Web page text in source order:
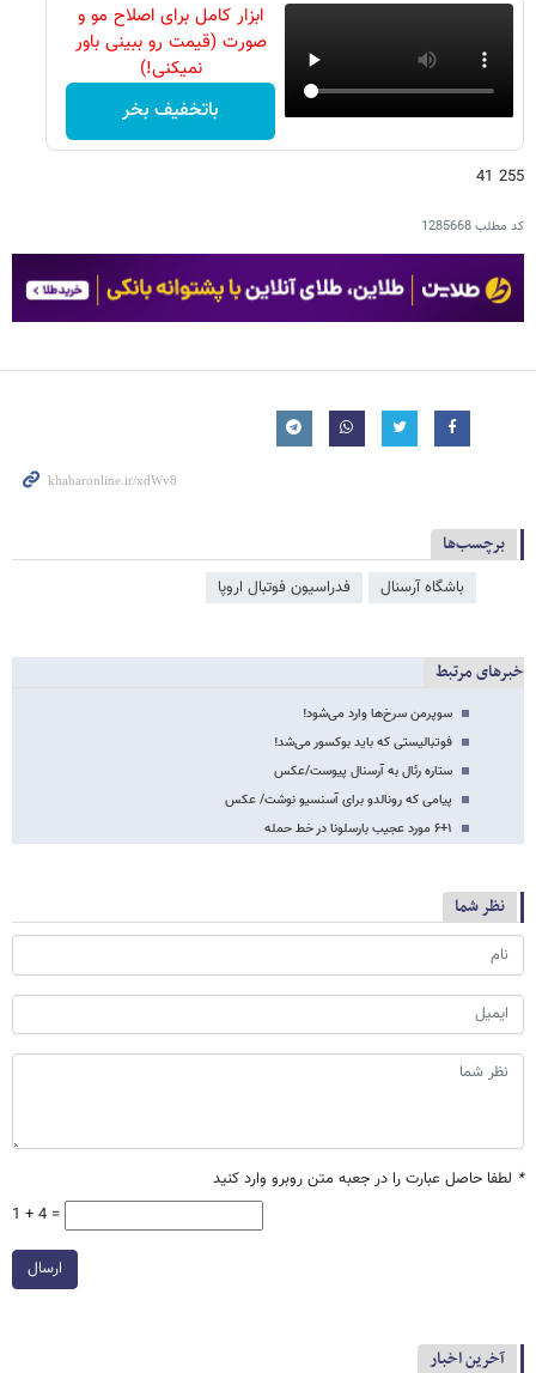
ابزار کامل برای اصلاح مو و
صورت (قیمت رو ببینی باور
نمیکنی!)
باتخفیف بخر
255 41
کد مطلب1285668
برچسب‌ها
باشگاه آرسنال فدراسیون فوتبال اروپا
خبرهای مرتبط
سوپرمن سرخ‌ها وارد می‌شود!
فوتبالیستی که باید بوکسور می‌شد!
ستاره رئال به آرسنال پیوست/عکس
پیامی که رونالدو برای آسنسیو نوشت/ عکس
۶+۱ مورد عجیب بارسلونا در خط حمله
نظر شما
* لطفا حاصل عبارت را در جعبه متن روبرو وارد کنید
1 + 4 =
ارسال
آخرین اخبار